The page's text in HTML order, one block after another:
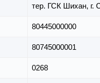
тер. ГСК Шихан, г.
80445000000
80745000001
0268